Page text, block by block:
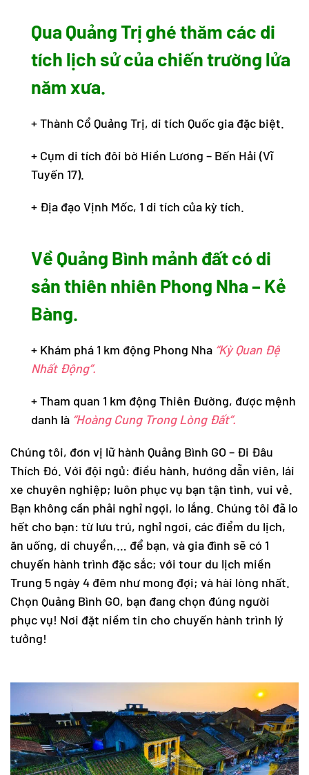
Qua Quảng Trị ghé thăm các di
tích lịch sử của chiến trường lửa
năm xưa.
+ Thành Cổ Quảng Trị, di tích Quốc gia đặc biệt.
+ Cụm di tích đôi bờ Hiền Lương – Bến Hải (Vĩ
Tuyến 17).
+ Địa đạo Vịnh Mốc, 1 di tích của kỳ tích.
Về Quảng Bình mảnh đất có di
sản thiên nhiên Phong Nha – Kẻ
Bàng.
+ Khám phá 1 km động Phong Nha “Kỳ Quan Đệ
Nhất Động”.
+ Tham quan 1 km động Thiên Đường, được mệnh
danh là “Hoàng Cung Trong Lòng Đất”.
Chúng tôi, đơn vị lữ hành Quảng Bình GO – Đi Đâu
Thích Đó. Với đội ngủ: điều hành, hướng dẫn viên, lái
xe chuyên nghiệp; luôn phục vụ bạn tận tình, vui vẻ.
Bạn không cần phải nghỉ ngợi, lo lắng. Chúng tôi đã lo
hết cho bạn: từ lưu trú, nghỉ ngơi, các điểm du lịch,
ăn uống, di chuyển,… để bạn, và gia đình sẽ có 1
chuyến hành trình đặc sắc; với tour du lịch miền
Trung 5 ngày 4 đêm như mong đợi; và hài lòng nhất.
Chọn Quảng Bình GO, bạn đang chọn đúng người
phục vụ! Nơi đặt niềm tin cho chuyến hành trình lý
tưởng!